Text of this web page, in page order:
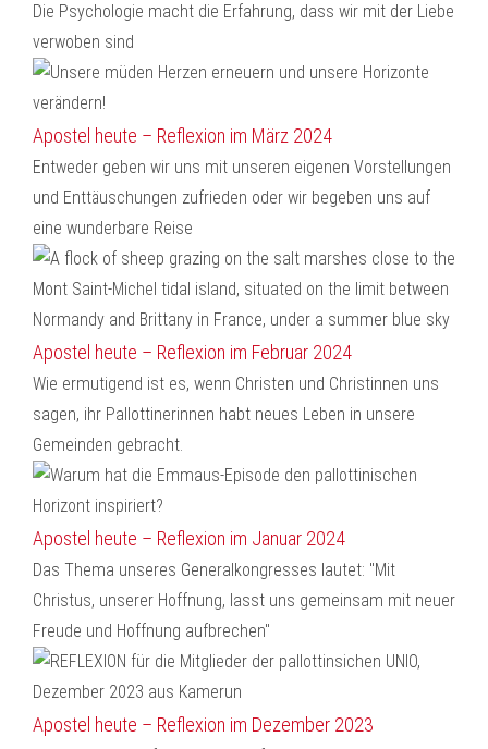
Die Psychologie macht die Erfahrung, dass wir mit der Liebe
verwoben sind
Apostel heute – Reflexion im März 2024
Entweder geben wir uns mit unseren eigenen Vorstellungen
und Enttäuschungen zufrieden oder wir begeben uns auf
eine wunderbare Reise
Apostel heute – Reflexion im Februar 2024
Wie ermutigend ist es, wenn Christen und Christinnen uns
sagen, ihr Pallottinerinnen habt neues Leben in unsere
Gemeinden gebracht.
Apostel heute – Reflexion im Januar 2024
Das Thema unseres Generalkongresses lautet: "Mit
Christus, unserer Hoffnung, lasst uns gemeinsam mit neuer
Freude und Hoffnung aufbrechen"
Apostel heute – Reflexion im Dezember 2023